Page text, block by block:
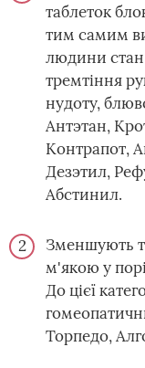
таблеток
тим самим
людини стан
тремтіння
нудоту,
Антэтан,
Контрапот,
Дезэтил,
Абстинил.
Зменшують
м'якою у
До цієї
Торпедо,